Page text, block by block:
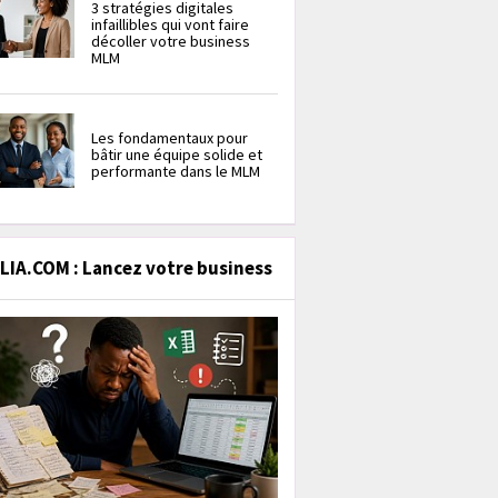
3 stratégies digitales
infaillibles qui vont faire
décoller votre business
MLM
Les fondamentaux pour
bâtir une équipe solide et
performante dans le MLM
: Lancez votre business